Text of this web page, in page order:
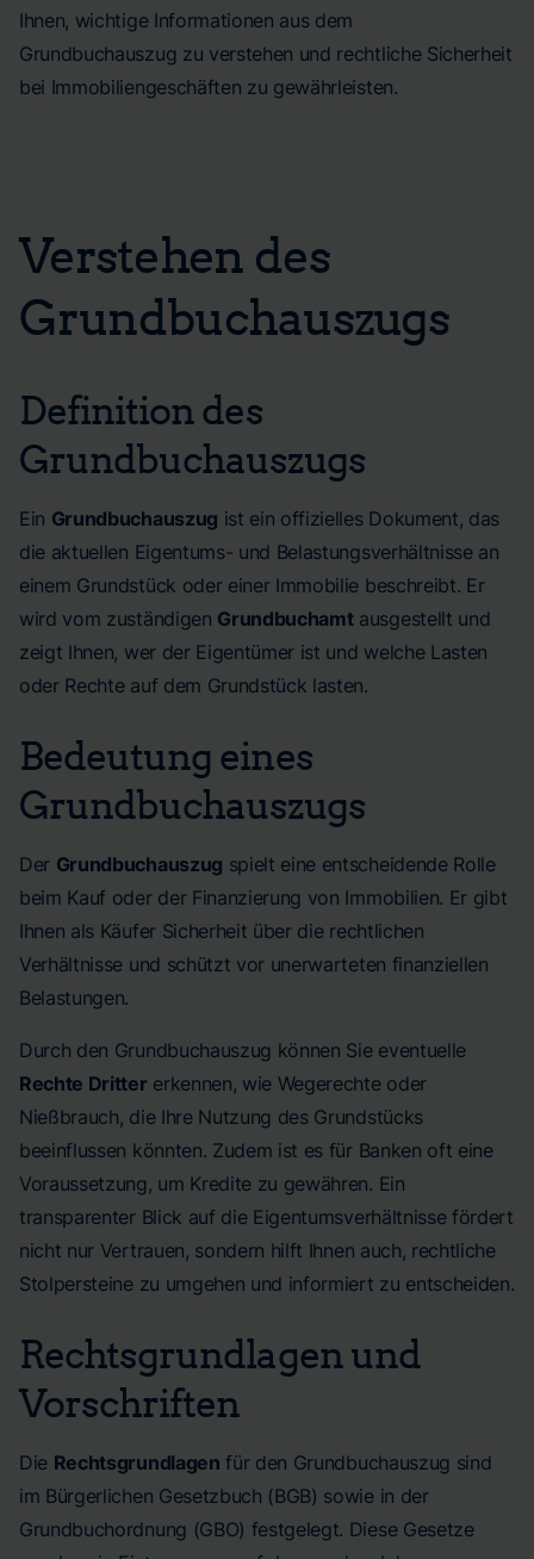
Ihnen, wichtige Informationen aus dem
Grundbuchauszug zu verstehen und rechtliche Sicherheit
bei Immobiliengeschäften zu gewährleisten.
Verstehen des
Grundbuchauszugs
Definition des
Grundbuchauszugs
Ein Grundbuchauszug ist ein offizielles Dokument, das
die aktuellen Eigentums- und Belastungsverhältnisse an
einem Grundstück oder einer Immobilie beschreibt. Er
wird vom zuständigen Grundbuchamtausgestellt und
zeigt Ihnen, wer der Eigentümer ist und welche Lasten
oder Rechte auf dem Grundstück lasten.
Bedeutung eines
Grundbuchauszugs
Der Grundbuchauszug spielt eine entscheidende Rolle
beim Kauf oder der Finanzierung von Immobilien. Er gibt
Ihnen als Käufer Sicherheit über die rechtlichen
Verhältnisse und schützt vor unerwarteten finanziellen
Belastungen.
Durch den Grundbuchauszug können Sie eventuelle
Rechte Dritter erkennen, wie Wegerechte oder
Nießbrauch, die Ihre Nutzung des Grundstücks
beeinflussen könnten. Zudem ist es für Banken oft eine
Voraussetzung, um Kredite zu gewähren. Ein
transparenter Blick auf die Eigentumsverhältnisse fördert
nicht nur Vertrauen, sondern hilft Ihnen auch, rechtliche
Stolpersteine zu umgehen und informiert zu entscheiden.
Rechtsgrundlagen und
Vorschriften
Die Rechtsgrundlagen für den Grundbuchauszug sind
im Bürgerlichen Gesetzbuch (BGB) sowie in der
Grundbuchordnung (GBO) festgelegt. Diese Gesetze